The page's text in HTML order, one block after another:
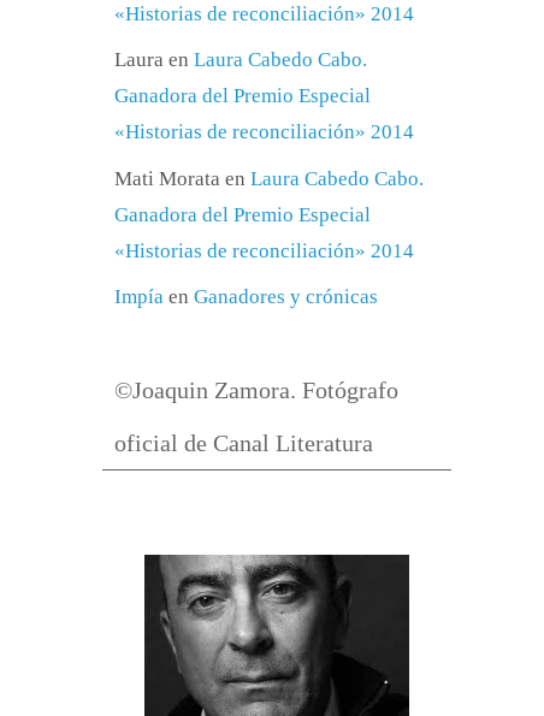
«Historias de reconciliación» 2014
Laura en Laura Cabedo Cabo.
Ganadora del Premio Especial
«Historias de reconciliación» 2014
Mati Morata en Laura Cabedo Cabo.
Ganadora del Premio Especial
«Historias de reconciliación» 2014
Impía en Ganadores y crónicas
©Joaquin Zamora. Fotógrafo
oficial de Canal Literatura